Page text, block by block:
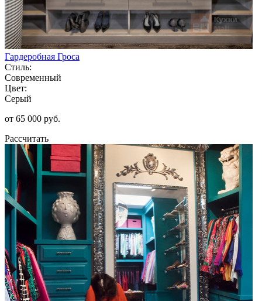
Гардеробная Гроса
Стиль:
Современный
Цвет:
Серый
от 65 000 руб.
Рассчитать